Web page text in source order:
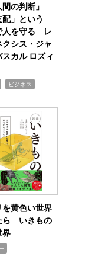
間の判断」
配」という
人を守る レ
クシス・ジャ
カル ロズィ
ビジネス
を黄色い世界
ら いきもの
界